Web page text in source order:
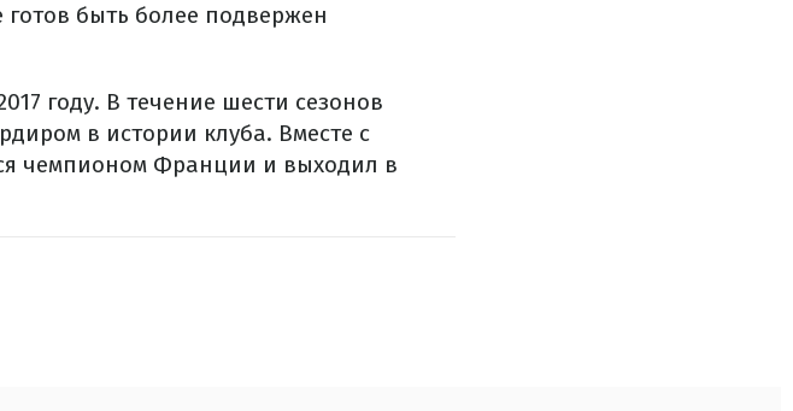
быть более подвержен
году. В течение шести сезонов
в истории клуба. Вместе с
чемпионом Франции и выходил в